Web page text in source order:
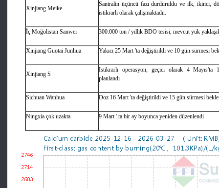
Xinjiang Meike
Santralin üçüncü fazı durduruldu ve ilk, ikinci,
istikrarlı olarak çalışmaktadır.
İç Moğolistan Sanwei 300.000 ton / yıllık BDO tesisi, mevcut yük
Xinjiang Guotai Junhua Yakıcı 25 Mart 'ta değiştirildi ve 10 gün sürmesi
Xinjiang S
Istikrarlı operasyon, geçici olarak 4 Mayıs'ta
planlandı
Sichuan Wanhua Doz 16 Mart 'ta değiştirildi ve 15 gün sürmesi
Ningxia çok uzakta 9 Mart ' ta bir ay boyunca yeniden düzenlendi